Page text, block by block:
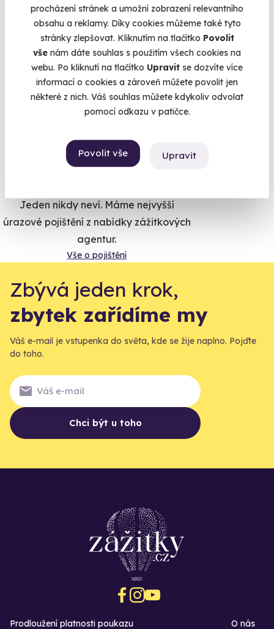
procházení stránek a umožní zobrazení relevantního
obsahu a reklamy. Díky cookies můžeme také tyto
stránky zlepšovat. Kliknutím na tlačítko Povolit
vše nám dáte souhlas s použitím všech cookies na
webu. Po kliknutí na tlačítko Upravit se dozvíte více
informací o cookies a zároveň můžete povolit jen
některé z nich. Váš souhlas můžete kdykoliv odvolat
pomocí odkazu v patičce.
Povolit vše Upravit
Naheureka.czmáme
96% spokojenost zákazníků.
Co si o nás myslí
Vše umíme pojistit
Jeden nikdy neví. Máme nejvyšší
úrazové pojištění z nabídky zážitkových
agentur.
Vše o pojištění
Zbývá jeden krok,
zbytek zařídíme my
Váš e-mail je vstupenka do světa, kde se žije naplno. Pojďte
do toho.
Chci být u toho
Prodloužení platnosti poukazu
O nás